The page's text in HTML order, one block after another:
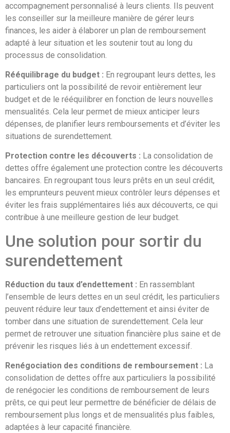
accompagnement personnalisé à leurs clients. Ils peuvent
les conseiller sur la meilleure manière de gérer leurs
finances, les aider à élaborer un plan de remboursement
adapté à leur situation et les soutenir tout au long du
processus de consolidation.
Rééquilibrage du budget : En regroupant leurs dettes, les
particuliers ont la possibilité de revoir entièrement leur
budget et de le rééquilibrer en fonction de leurs nouvelles
mensualités. Cela leur permet de mieux anticiper leurs
dépenses, de planifier leurs remboursements et d’éviter les
situations de surendettement.
Protection contre les découverts : La consolidation de
dettes offre également une protection contre les découverts
bancaires. En regroupant tous leurs prêts en un seul crédit,
les emprunteurs peuvent mieux contrôler leurs dépenses et
éviter les frais supplémentaires liés aux découverts, ce qui
contribue à une meilleure gestion de leur budget.
Une solution pour sortir du
surendettement
Réduction du taux d’endettement : En rassemblant
l’ensemble de leurs dettes en un seul crédit, les particuliers
peuvent réduire leur taux d’endettement et ainsi éviter de
tomber dans une situation de surendettement. Cela leur
permet de retrouver une situation financière plus saine et de
prévenir les risques liés à un endettement excessif.
Renégociation des conditions de remboursement : La
consolidation de dettes offre aux particuliers la possibilité
de renégocier les conditions de remboursement de leurs
prêts, ce qui peut leur permettre de bénéficier de délais de
remboursement plus longs et de mensualités plus faibles,
adaptées à leur capacité financière.